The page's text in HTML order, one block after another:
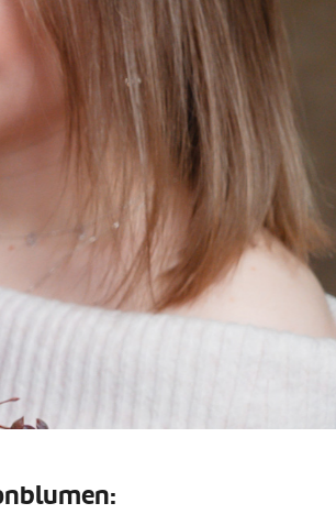
jeder
Meisterfloristen!